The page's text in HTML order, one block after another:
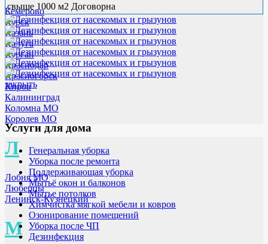
Кемерово
Курск
Казань
Калуга
Курган
Краснодар
Красногорск
Киров
Калининград
Коломна МО
Королев МО
Л
Лобня МО
Люберцы
Ленинск-Кузнецкий
М
свыше 1000 м2 Договорна
закрыть
Услуги для дома
Генеральная уборка
Уборка после ремонта
Поддерживающая уборка
Мытьё окон и балконов
Мытье потолков
Химчистка мягкой мебели и ковров
Озонирование помещений
Уборка после ЧП
Дезинфекция